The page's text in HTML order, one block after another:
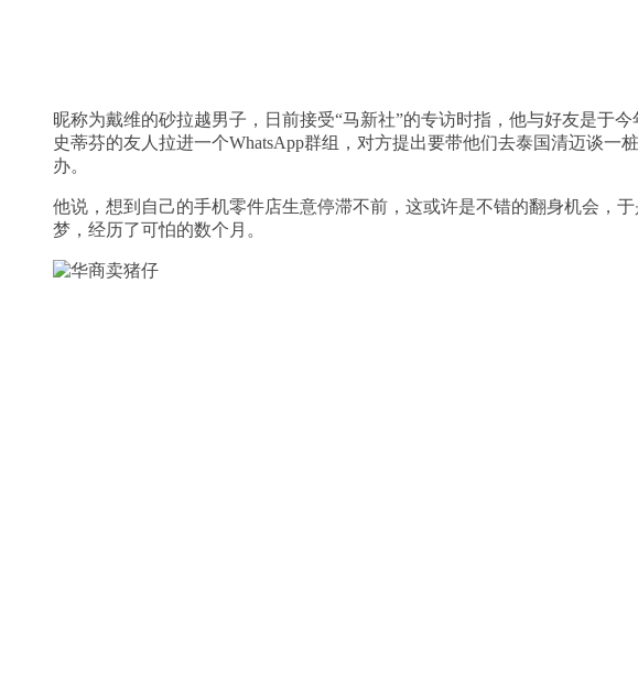
昵称为戴维的砂拉越男子，日前接受“马新社”的专访时指，他与好友是于
史蒂芬的友人拉进一个WhatsApp群组，对方提出要带他们去泰国清迈谈一
办。
他说，想到自己的手机零件店生意停滞不前，这或许是不错的翻身机会，
梦，经历了可怕的数个月。